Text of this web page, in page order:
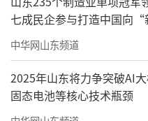
银丰物业集团
七成民企参与打造中国向“
中华网山东频道
2025年山东将力争突破AI
固态电池等核心技术瓶颈